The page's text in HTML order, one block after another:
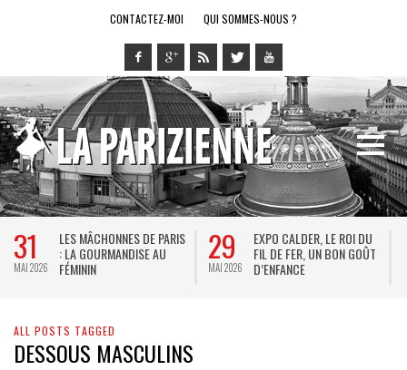
CONTACTEZ-MOI QUI SOMMES-NOUS ?
31
MAI 2026
LES MÂCHONNES DE PARIS
: LA GOURMANDISE AU
FÉMININ
29
MAI 2026
EXPO CALDER, LE ROI DU
FIL DE FER, UN BON GOÛT
D’ENFANCE
ALL POSTS TAGGED
DESSOUS MASCULINS